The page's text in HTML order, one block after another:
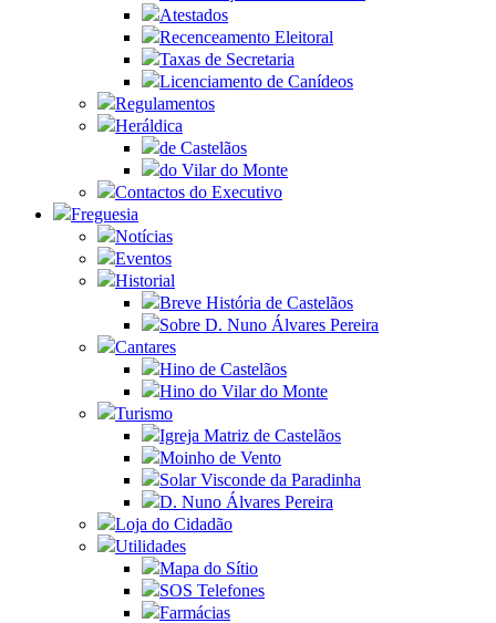
Atestados
Recenceamento Eleitoral
Taxas de Secretaria
Licenciamento de Canídeos
Regulamentos
Heráldica
de Castelãos
do Vilar do Monte
Contactos do Executivo
Freguesia
Notícias
Eventos
Historial
Breve História de Castelãos
Sobre D. Nuno Álvares Pereira
Cantares
Hino de Castelãos
Hino do Vilar do Monte
Turismo
Igreja Matriz de Castelãos
Moinho de Vento
Solar Visconde da Paradinha
D. Nuno Álvares Pereira
Loja do Cidadão
Utilidades
Mapa do Sítio
SOS Telefones
Farmácias